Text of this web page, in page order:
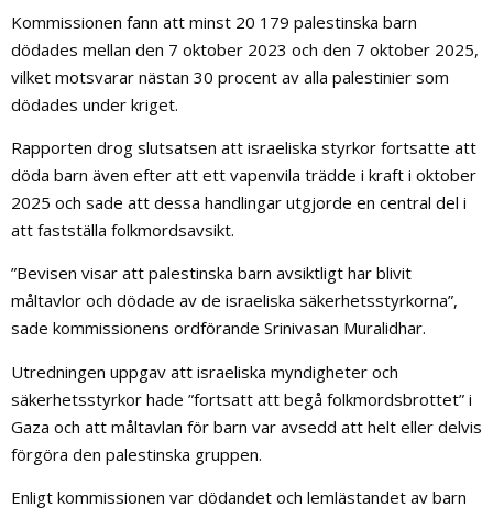
Kommissionen fann att minst 20 179 palestinska barn
dödades mellan den 7 oktober 2023 och den 7 oktober 2025,
vilket motsvarar nästan 30 procent av alla palestinier som
dödades under kriget.
Rapporten drog slutsatsen att israeliska styrkor fortsatte att
döda barn även efter att ett vapenvila trädde i kraft i oktober
2025 och sade att dessa handlingar utgjorde en central del i
att fastställa folkmordsavsikt.
”Bevisen visar att palestinska barn avsiktligt har blivit
måltavlor och dödade av de israeliska säkerhetsstyrkorna”,
sade kommissionens ordförande Srinivasan Muralidhar.
Utredningen uppgav att israeliska myndigheter och
säkerhetsstyrkor hade ”fortsatt att begå folkmordsbrottet” i
Gaza och att måltavlan för barn var avsedd att helt eller delvis
förgöra den palestinska gruppen.
Enligt kommissionen var dödandet och lemlästandet av barn